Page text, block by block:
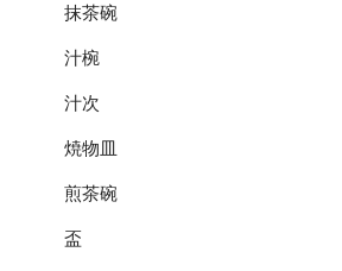
抹茶碗
汁椀
汁次
焼物皿
煎茶碗
盃